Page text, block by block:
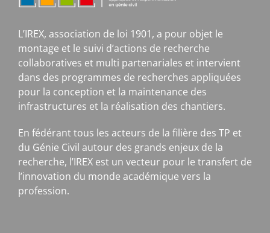
L’IREX, association de loi 1901, a pour objet le
montage et le suivi d’actions de recherche
collaboratives et multi partenariales et intervient
dans des programmes de recherches appliquées
pour la conception et la maintenance des
infrastructures et la réalisation des chantiers.
En fédérant tous les acteurs de la filière des TP et
du Génie Civil autour des grands enjeux de la
recherche, l’IREX est un vecteur pour le transfert de
l’innovation du monde académique vers la
profession.